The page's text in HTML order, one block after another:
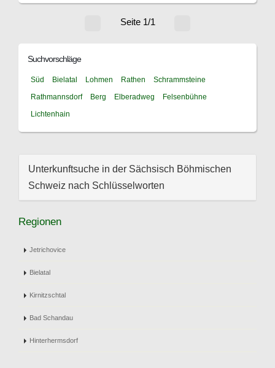
Seite 1/1
Suchvorschläge
Süd Bielatal Lohmen Rathen
Schrammsteine
Rathmannsdorf
Berg Elberadweg
Felsenbühne
Lichtenhain
Unterkunftsuche in der Sächsisch Böhmischen
Schweiz nach Schlüsselworten
Regionen
Jetrichovice
Bielatal
Kirnitzschtal
Bad Schandau
Hinterhermsdorf